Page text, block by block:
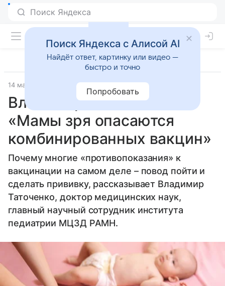
14 марта 2018 1 месяц - 6 месяцев
Владимир Таточенко:
«Мамы зря опасаются
комбинированных вакцин»
Почему многие «противопоказания» к
вакцинации на самом деле – повод пойти и
сделать прививку, рассказывает Владимир
Таточенко, доктор медицинских наук,
главный научный сотрудник института
педиатрии МЦЗД РАМН.
Поиск Яндекса с Алисой AI
Найдёт ответ, картинку или видео —
быстро и точно
Попробовать